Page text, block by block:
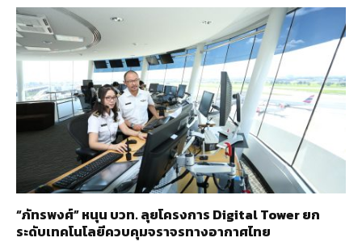
“ภัทรพงศ์” หนุน บวท. ลุยโครงการ Digital Tower ยก
ระดับเทคโนโลยีควบคุมจราจรทางอากาศไทย